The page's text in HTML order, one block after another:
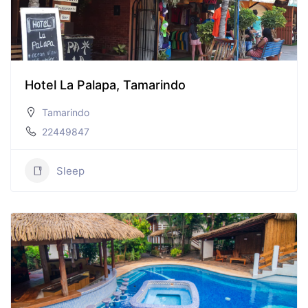
Hotel La Palapa, Tamarindo
Tamarindo
22449847
Sleep